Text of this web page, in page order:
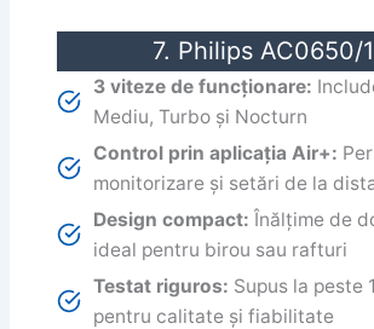
7. Philips AC0650/
3 viteze de funcționare:
Mediu, Turbo și Nocturn
Control prin aplicația Air+:
monitorizare și setări de la
Design compact: Înălțime de
ideal pentru birou sau rafturi
Testat riguros: Supus la peste
pentru calitate și fiabilitate